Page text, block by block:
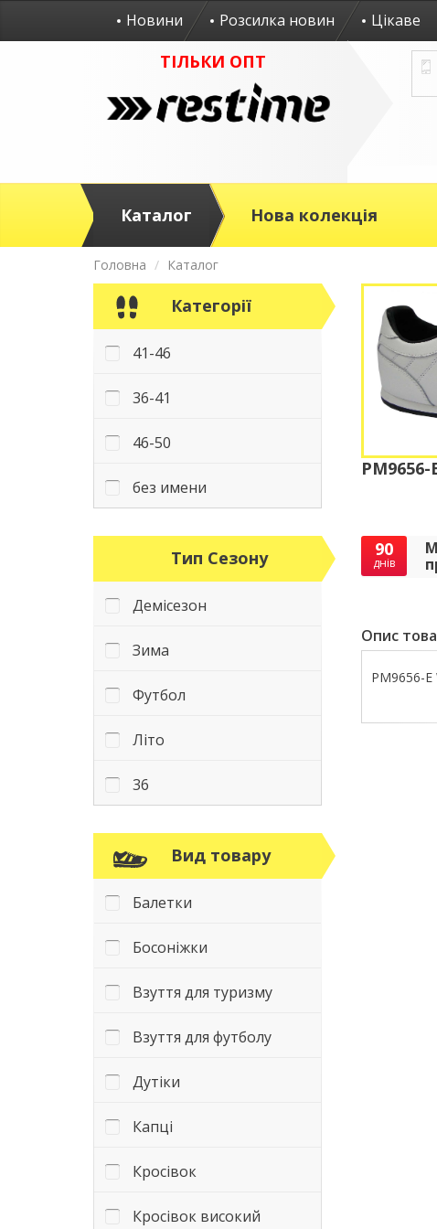
Новини Розсилка новин Цікаве
ТІЛЬКИ ОПТ
Каталог Нова колекція
Головна Каталог
Категорії
41-46
36-41
46-50
без имени
Тип Сезону
Демісезон
Зима
Футбол
Літо
36
Вид товару
Балетки
Босоніжки
Взуття для туризму
Взуття для футболу
Дутіки
Капці
Кросівок
Кросівок високий
PM9656-
90
днів
Опис
PM9656-E